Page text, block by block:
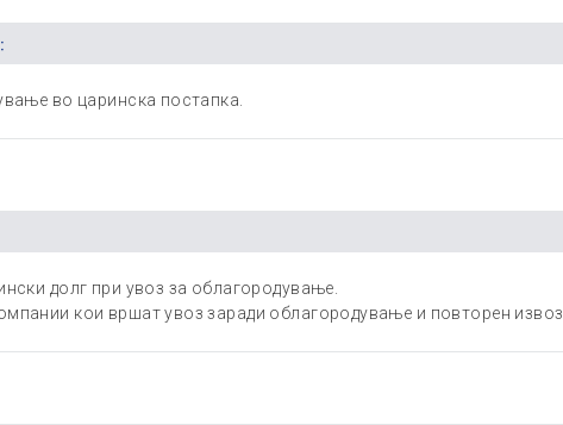
во царинска постапка.
долг при увоз за облагородување.
кои вршат увоз заради облагородување и повторен извоз.